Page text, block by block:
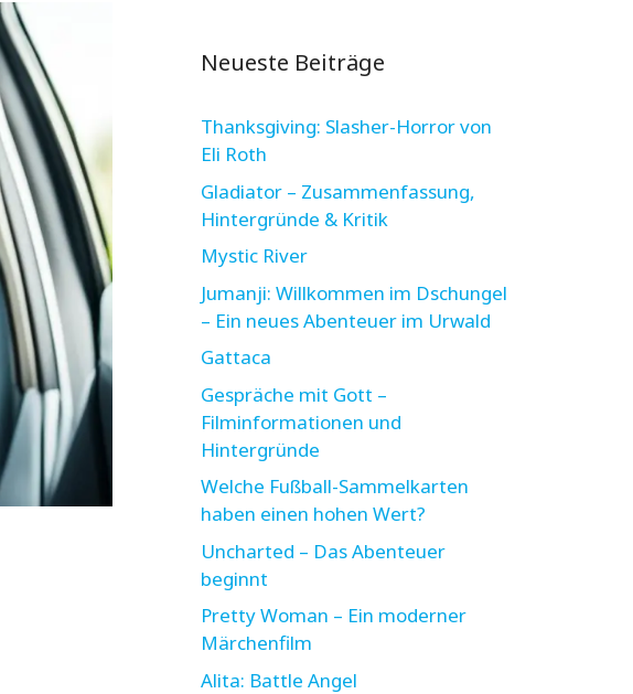
Neueste Beiträge
Thanksgiving: Slasher-Horror von
Eli Roth
Gladiator – Zusammenfassung,
Hintergründe & Kritik
Mystic River
Jumanji: Willkommen im Dschungel
– Ein neues Abenteuer im Urwald
Gattaca
Gespräche mit Gott –
Filminformationen und
Hintergründe
Welche Fußball-Sammelkarten
haben einen hohen Wert?
Uncharted – Das Abenteuer
beginnt
Pretty Woman – Ein moderner
Märchenfilm
Alita: Battle Angel